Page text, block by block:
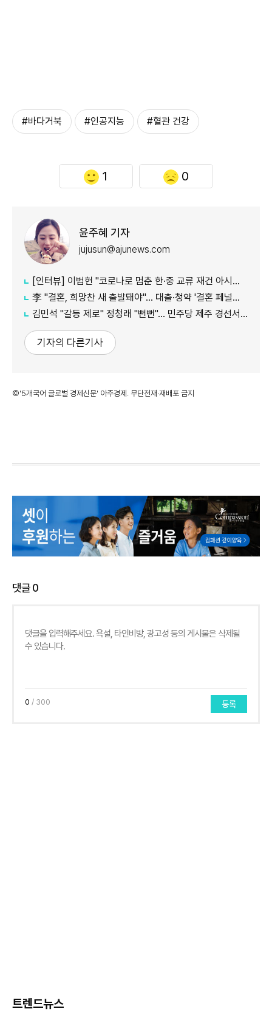
#바다거북 #인공지능 #혈관 건강
1 0
윤주혜 기자
jujusun@ajunews.com
[인터뷰] 이범헌 "코로나로 멈춘 한·중 교류 재건 아시아 특화 문화 사업 펼칠 것"
李 "결혼, 희망찬 새 출발돼야"… 대출·청약 '결혼 페널티' 손본다
김민석 "갈등 제로" 정청래 "뻔뻔"… 민주당 제주 경선서 격돌
기자의 다른기사
©'5개국어 글로벌 경제신문' 아주경제. 무단전재·재배포 금지
댓글0
0 / 300 등록
트렌드뉴스